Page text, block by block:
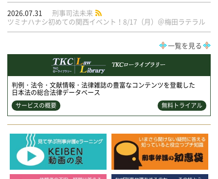
2026.07.31
刑事司法未来
ツミナハナシ初めての関西イベント！8/17（月）＠梅田ラテラル
一覧を見る
判例・法令・文献情報・法律雑誌の豊富なコンテンツを登載した
日本法の総合法律データベース
サービスの概要 無料トライアル